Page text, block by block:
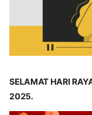
SELAMAT HARI
2025.